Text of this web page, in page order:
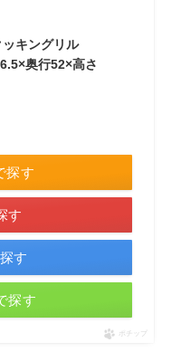
キングリル
奥行52×高さ
探す
す
す
探す
ポチップ